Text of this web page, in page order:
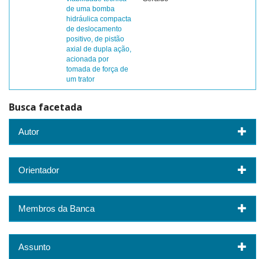
de uma bomba
hidráulica compacta
de deslocamento
positivo, de pistão
axial de dupla ação,
acionada por
tomada de força de
um trator
Busca facetada
Autor
Orientador
Membros da Banca
Assunto